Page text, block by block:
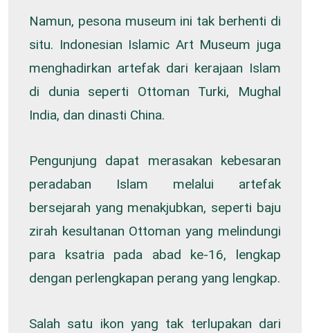
Namun, pesona museum ini tak berhenti di
situ. Indonesian Islamic Art Museum juga
menghadirkan artefak dari kerajaan Islam
di dunia seperti Ottoman Turki, Mughal
India, dan dinasti China.
Pengunjung dapat merasakan kebesaran
peradaban Islam melalui artefak
bersejarah yang menakjubkan, seperti baju
zirah kesultanan Ottoman yang melindungi
para ksatria pada abad ke-16, lengkap
dengan perlengkapan perang yang lengkap.
Salah satu ikon yang tak terlupakan dari